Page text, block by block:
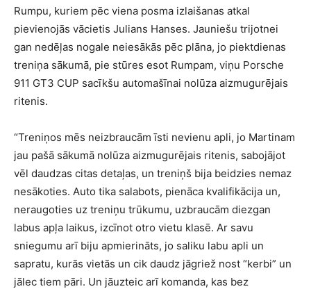
Rumpu, kuriem pēc viena posma izlaišanas atkal
pievienojās vācietis Julians Hanses. Jauniešu trijotnei
gan nedēļas nogale neiesākās pēc plāna, jo piektdienas
treniņa sākumā, pie stūres esot Rumpam, viņu Porsche
911 GT3 CUP sacīkšu automašīnai nolūza aizmugurējais
ritenis.
“Treniņos mēs neizbraucām īsti nevienu apli, jo Martinam
jau pašā sākumā nolūza aizmugurējais ritenis, sabojājot
vēl daudzas citas detaļas, un treniņš bija beidzies nemaz
nesākoties. Auto tika salabots, pienāca kvalifikācija un,
neraugoties uz treniņu trūkumu, uzbraucām diezgan
labus apļa laikus, izcīnot otro vietu klasē. Ar savu
sniegumu arī biju apmierināts, jo saliku labu apli un
sapratu, kurās vietās un cik daudz jāgriež nost “kerbi” un
jālec tiem pāri. Un jāuzteic arī komanda, kas bez